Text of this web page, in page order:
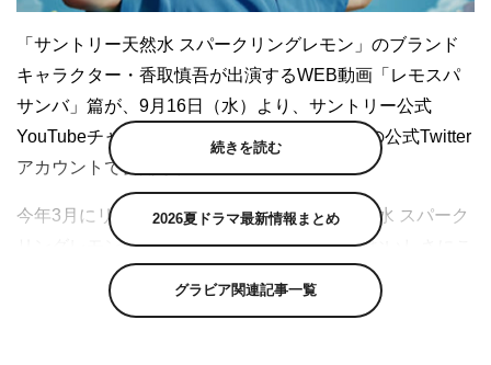
「サントリー天然水 スパークリングレモン」のブランド
キャラクター・香取慎吾が出演するWEB動画「レモスパ
サンバ」篇が、9月16日（水）より、サントリー公式
YouTubeチャンネルと「サントリー天然水」の公式Twitter
アカウントで公開される。
今年3月にリニューアルした「サントリー天然水 スパーク
リングレモン」は、搾りたてレモンのようなおいしさにこ
だわった無糖炭酸水。この8月からは、香取出演の最新TV-
CM「レモスパっと！」篇もオンエアを開始した。
続きを読む
2026夏ドラマ最新情報まとめ
グラビア関連記事一覧